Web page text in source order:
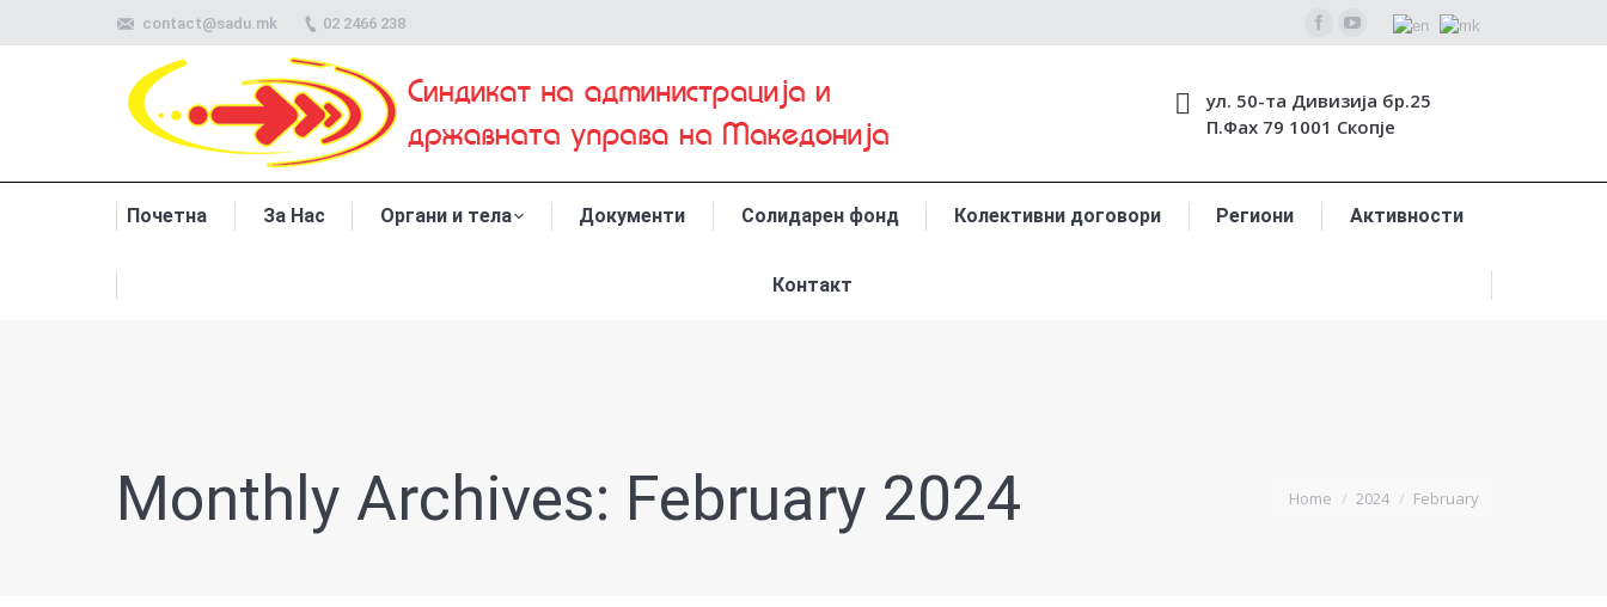
contact@sadu.mk 02 2466 238
ул. 50-та Дивизија бр.25
П.Фах 79 1001 Скопје
Почетна За Нас Органи и тела Документи Солидарен фонд Колективни договори Региони Активности
Контакт
Monthly Archives: February 2024 You are here:
Home 2024 February